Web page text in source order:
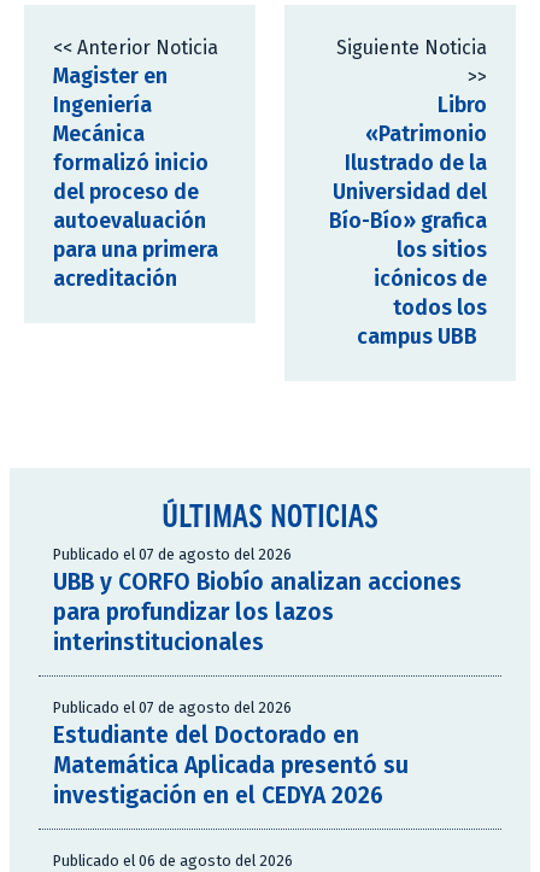
<< Anterior Noticia
Magister en
Ingeniería
Mecánica
formalizó inicio
del proceso de
autoevaluación
para una primera
acreditación
Siguiente Noticia
>>
Libro
«Patrimonio
Ilustrado de la
Universidad del
Bío-Bío» grafica
los sitios
icónicos de
todos los
campus UBB
ÚLTIMAS NOTICIAS
Publicado el 07 de agosto del 2026
UBB y CORFO Biobío analizan acciones
para profundizar los lazos
interinstitucionales
Publicado el 07 de agosto del 2026
Estudiante del Doctorado en
Matemática Aplicada presentó su
investigación en el CEDYA 2026
Publicado el 06 de agosto del 2026